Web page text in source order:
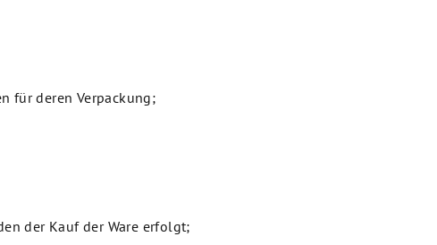
für deren Verpackung;
der Kauf der Ware erfolgt;